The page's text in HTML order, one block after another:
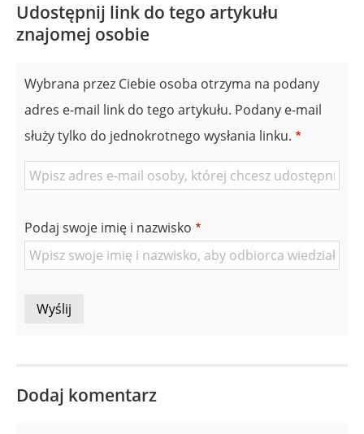
Udostępnij link do tego artykułu
znajomej osobie
Wybrana przez Ciebie osoba otrzyma na podany
adres e-mail link do tego artykułu. Podany e-mail
służy tylko do jednokrotnego wysłania linku.
E-
znajomej
Osoby
Podaj swoje imię i nazwisko
Dodaj komentarz